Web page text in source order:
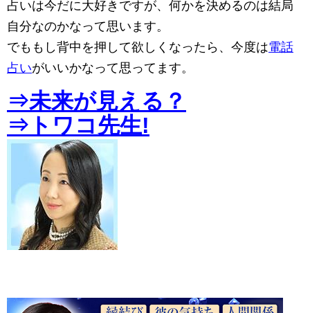
占いは今だに大好きですが、何かを決めるのは結局
自分なのかなって思います。
でももし背中を押して欲しくなったら、今度は電話
占いがいいかなって思ってます。
⇒未来が見える？
⇒トワコ先生!